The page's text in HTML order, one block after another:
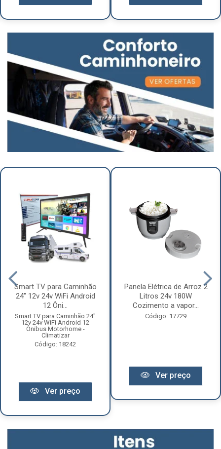
Smart TV para Caminhão
24” 12v 24v WiFi Android
12 Ôni...
Smart TV para Caminhão 24"
12v 24v WiFi Android 12
Ônibus Motorhome -
Climatizar
Código: 18242
Ver preço
Panela Elétrica de Arroz 2
Litros 24v 180W
Cozimento a vapor...
Código: 17729
Ver preço